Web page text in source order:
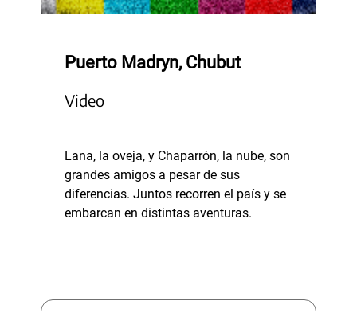
Puerto Madryn, Chubut
Video
Lana, la oveja, y Chaparrón, la nube, son
grandes amigos a pesar de sus
diferencias. Juntos recorren el país y se
embarcan en distintas aventuras.